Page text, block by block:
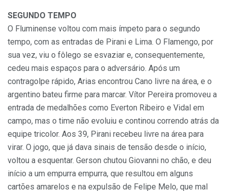
SEGUNDO TEMPO
O Fluminense voltou com mais ímpeto para o segundo
tempo, com as entradas de Pirani e Lima. O Flamengo, por
sua vez, viu o fôlego se esvaziar e, consequentemente,
cedeu mais espaços para o adversário. Após um
contragolpe rápido, Arias encontrou Cano livre na área, e o
argentino bateu firme para marcar. Vítor Pereira promoveu a
entrada de medalhões como Everton Ribeiro e Vidal em
campo, mas o time não evoluiu e continou correndo atrás da
equipe tricolor. Aos 39, Pirani recebeu livre na área para
virar. O jogo, que já dava sinais de tensão desde o início,
voltou a esquentar. Gerson chutou Giovanni no chão, e deu
início a um empurra empurra, que resultou em alguns
cartões amarelos e na expulsão de Felipe Melo, que mal